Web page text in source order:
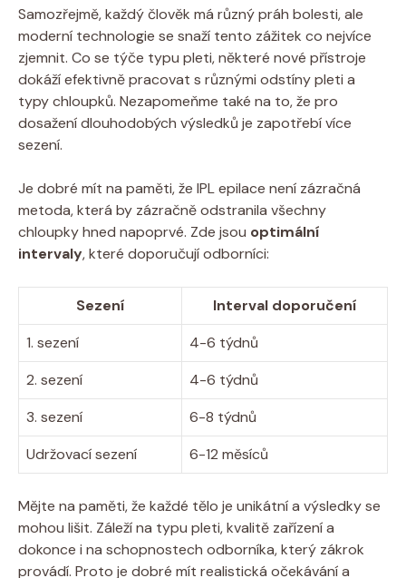
Samozřejmě, každý člověk má různý práh bolesti, ale
moderní technologie se snaží tento zážitek co nejvíce
zjemnit. Co se týče typu pleti, některé nové přístroje
dokáží efektivně pracovat s různými odstíny pleti a
typy chloupků. Nezapomeňme také na to, že pro
dosažení dlouhodobých výsledků je zapotřebí více
sezení.
Je dobré mít na paměti, že IPL epilace není zázračná
metoda, která by zázračně odstranila všechny
chloupky hned napoprvé. Zde jsou optimální
intervaly, které doporučují odborníci:
Sezení
Interval doporučení
1. sezení
4-6 týdnů
2. sezení
4-6 týdnů
3. sezení
6-8 týdnů
Udržovací sezení
6-12 měsíců
Mějte na paměti, že každé tělo je unikátní a výsledky se
mohou lišit. Záleží na typu pleti, kvalitě zařízení a
dokonce i na schopnostech odborníka, který zákrok
provádí. Proto je dobré mít realistická očekávání a